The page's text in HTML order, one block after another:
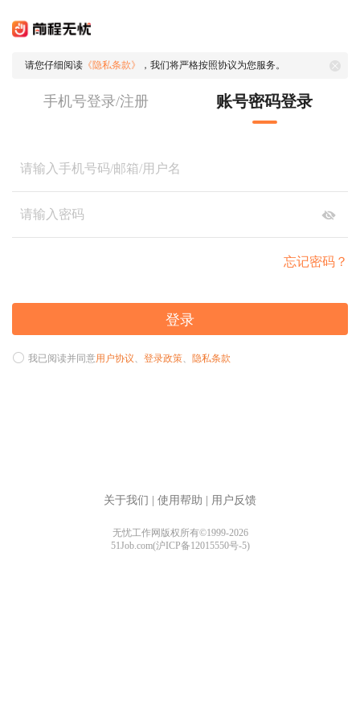
请您仔细阅读 《隐私条款》 ，我们将严格按照协议为您服务。
手机号登录/注册 账号密码登录
忘记密码？
登录
我已阅读并同意用户协议、 登录政策、 隐私条款
关于我们 使用帮助 用户反馈
无忧工作网版权所有©1999-2026
51Job.com(沪ICP备12015550号-5)